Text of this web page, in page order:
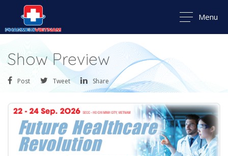
Menu
Show Preview
Post Tweet Share